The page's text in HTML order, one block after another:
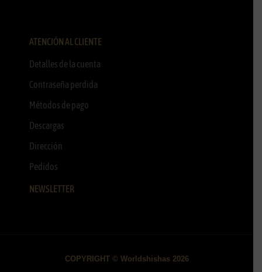
ATENCIÓN AL CLIENTE
Detalles de la cuenta
Contraseña perdida
Métodos de pago
Descargas
Dirección
Pedidos
NEWSLETTER
COPYRIGHT © Worldshishas 2026